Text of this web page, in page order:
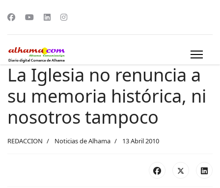
La Iglesia no renuncia a
su memoria histórica, ni
nosotros tampoco
REDACCION Noticias de Alhama 13 Abril 2010